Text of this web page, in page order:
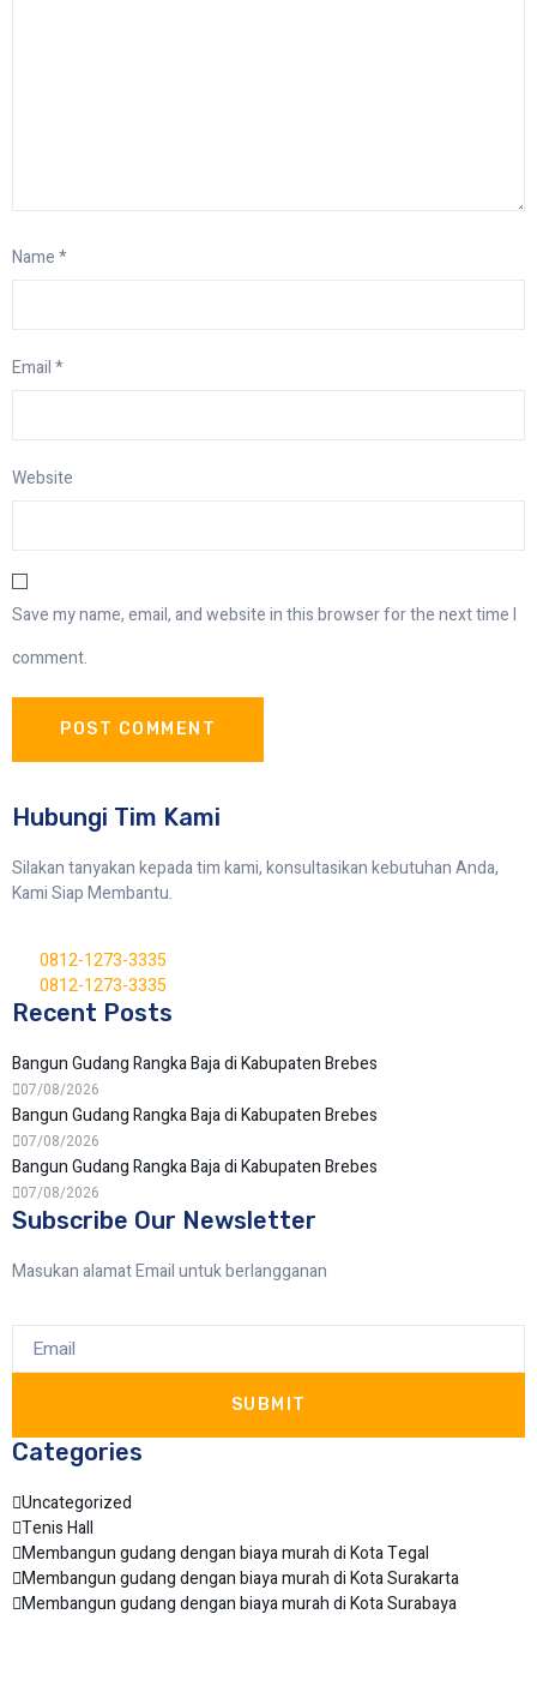
Name*
Email*
Website
Save my name, email, and website in this browser for the next time I
comment.
Hubungi Tim Kami
Silakan tanyakan kepada tim kami, konsultasikan kebutuhan Anda,
Kami Siap Membantu.
0812-1273-3335
0812-1273-3335
Recent Posts
Bangun Gudang Rangka Baja di Kabupaten Brebes
07/08/2026
Bangun Gudang Rangka Baja di Kabupaten Brebes
07/08/2026
Bangun Gudang Rangka Baja di Kabupaten Brebes
07/08/2026
Subscribe Our Newsletter
Masukan alamat Email untuk berlangganan
SUBMIT
Categories
Uncategorized
Tenis Hall
Membangun gudang dengan biaya murah di Kota Tegal
Membangun gudang dengan biaya murah di Kota Surakarta
Membangun gudang dengan biaya murah di Kota Surabaya